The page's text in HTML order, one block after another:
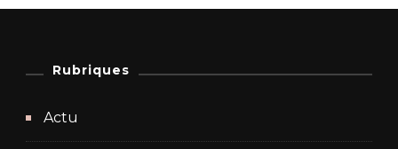
Rubriques
Actu